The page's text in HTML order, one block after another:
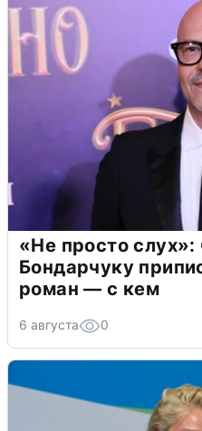
«Не просто
Бондарчуку
роман — с кем
6 августа 0